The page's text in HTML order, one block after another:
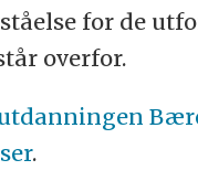
for de
overfor.
.